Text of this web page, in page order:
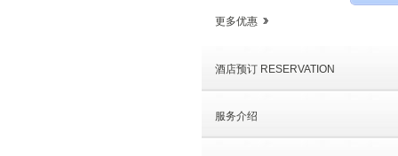
更多优惠
酒店预订 RESERVATION
服务介绍